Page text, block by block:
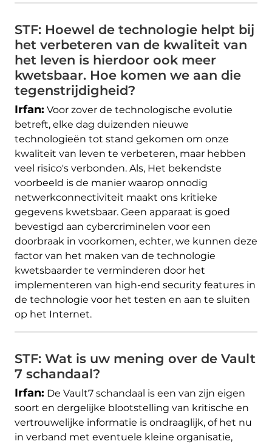
STF: Hoewel de technologie helpt bij
het verbeteren van de kwaliteit van
het leven is hierdoor ook meer
kwetsbaar. Hoe komen we aan die
tegenstrijdigheid?
Irfan: Voor zover de technologische evolutie
betreft, elke dag duizenden nieuwe
technologieën tot stand gekomen om onze
kwaliteit van leven te verbeteren, maar hebben
veel risico's verbonden. Als, Het bekendste
voorbeeld is de manier waarop onnodig
netwerkconnectiviteit maakt ons kritieke
gegevens kwetsbaar. Geen apparaat is goed
bevestigd aan cybercriminelen voor een
doorbraak in voorkomen, echter, we kunnen deze
factor van het maken van de technologie
kwetsbaarder te verminderen door het
implementeren van high-end security features in
de technologie voor het testen en aan te sluiten
op het Internet.
STF: Wat is uw mening over de Vault
7 schandaal?
Irfan: De Vault7 schandaal is een van zijn eigen
soort en dergelijke blootstelling van kritische en
vertrouwelijke informatie is ondraaglijk, of het nu
in verband met eventuele kleine organisatie,